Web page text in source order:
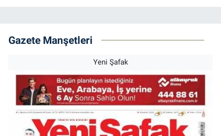
Gazete Manşetleri
Yeni Şafak